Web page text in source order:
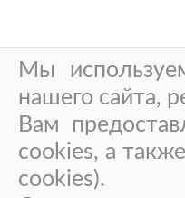
Мы
нашего сайта,
Вам
cookies, а
cookies).